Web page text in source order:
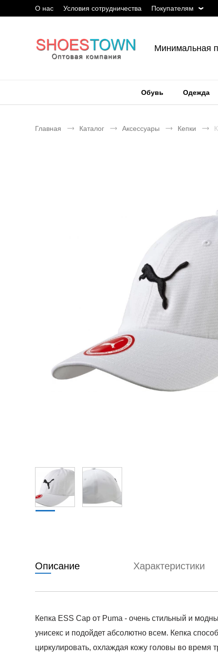
О нас Условия сотрудничества Покупателям
Минимальная
Обувь Одежда
Главная Каталог Аксессуары Кепки
Описание Характеристики
Кепка ESS Cap от Puma - очень стильный и
унисекс и подойдет абсолютно всем. Кепка
циркулировать, охлаждая кожу головы во время